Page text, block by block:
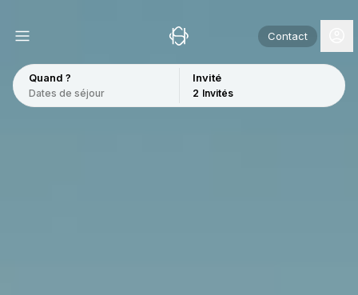
Contact
Quand ?
Dates de séjour
Invité
2 Invités